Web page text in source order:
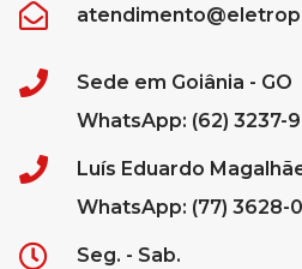
Sede em Goiânia - GO
WhatsApp: (62) 3237-
Luís Eduardo
WhatsApp: (77) 3628-
Seg. - Sab.